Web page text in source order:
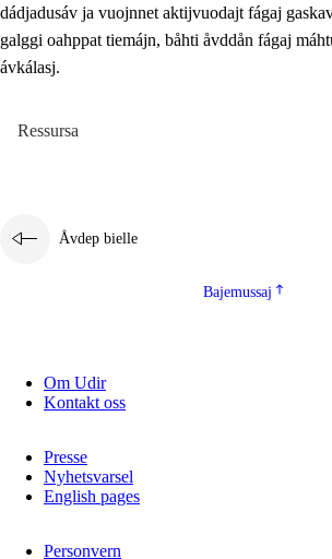
dádjadusáv ja vuojnnet aktijvuodajt fágaj
galggi oahppat tiemájn, båhti åvddån fágaj
ávkálasj.
Ressursa
Åvdep bielle
Bajemussaj
Om Udir
Kontakt oss
Presse
Nyhetsvarsel
English pages
Personvern